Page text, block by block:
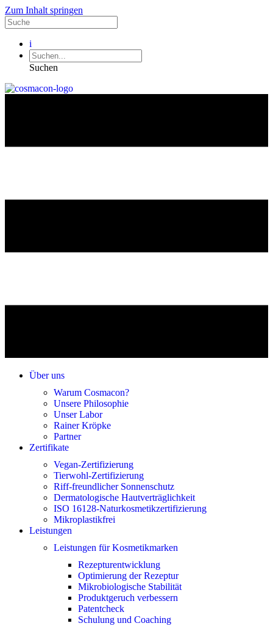
Zum Inhalt springen
i
Suchen
Über uns
Warum Cosmacon?
Unsere Philosophie
Unser Labor
Rainer Kröpke
Partner
Zertifikate
Vegan-Zertifizierung
Tierwohl-Zertifizierung
Riff-freundlicher Sonnenschutz
Dermatologische Hautverträglichkeit
ISO 16128-Naturkosmetikzertifizierung
Mikroplastikfrei
Leistungen
Leistungen für Kosmetikmarken
Rezepturentwicklung
Optimierung der Rezeptur
Mikrobiologische Stabilität
Produktgeruch verbessern
Patentcheck
Schulung und Coaching